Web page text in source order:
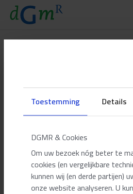
Toestemming Details
DGMR & Cookies
Om uw bezoek nóg beter te
cookies (en vergelijkbare
kunnen wij (en derde partijen)
onze website analyseren. U
dgmr.com Sites/DGMR - EN/Terms
Legal relationship client – architect,
First revision, July 2013|Explanatory notes